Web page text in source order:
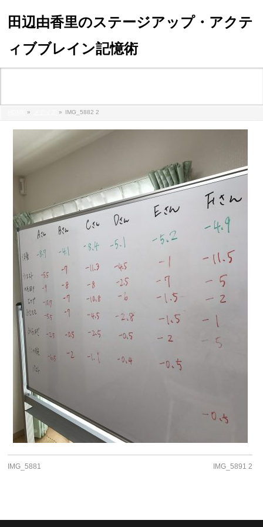
田辺由香里のステージアップ・アクテ
ィブブレイン記憶術
» » IMG_5882 2
IMG_5881 IMG_5891 2